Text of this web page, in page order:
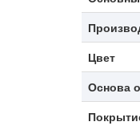
Цвет
Основа